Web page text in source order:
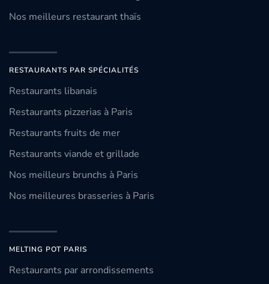
Nos meilleurs restaurant thaïs
RESTAURANTS PAR SPÉCIALITÉS
Restaurants libanais
Restaurants pizzerias à Paris
Restaurants fruits de mer
Restaurants viande et grillade
Nos meilleurs brunchs à Paris
Nos meilleures brasseries à Paris
MELTING POT PARIS
Restaurants par arrondissements